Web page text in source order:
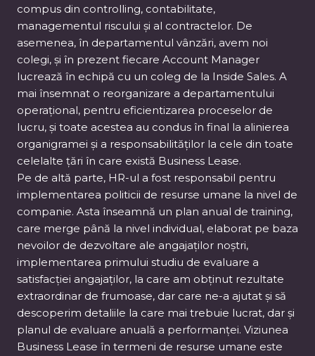
compus din controlling, contabilitate,
managementul riscului și al contractelor. De
asemenea, în departamentul vânzări, avem noi
colegi, și în prezent fiecare Account Manager
lucrează în echipă cu un coleg de la Inside Sales. A
mai însemnat o reorganizare a departamentului
operațional, pentru eficientizarea proceselor de
lucru, și toate acestea au condus în final la alinierea
organigramei și a responsabilităților la cele din toate
celelalte țări în care există Business Lease.
Pe de altă parte, HR-ul a fost responsabil pentru
implementarea politicii de resurse umane la nivel de
companie. Asta înseamnă un plan anual de training,
care merge până la nivel individual, elaborat pe baza
nevoilor de dezvoltare ale angajaților noștri,
implementarea primului studiu de evaluare a
satisfacției angajaților, la care am obținut rezultate
extraordinar de frumoase, dar care ne-a ajutat și să
descoperim detaliile la care mai trebuie lucrat, dar și
planul de evaluare anuală a performanței. Viziunea
Business Lease în termeni de resurse umane este